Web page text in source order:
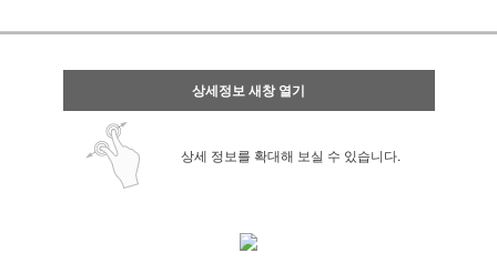
상세정보 새창 열기
상세 정보를 확대해 보실 수 있습니다.